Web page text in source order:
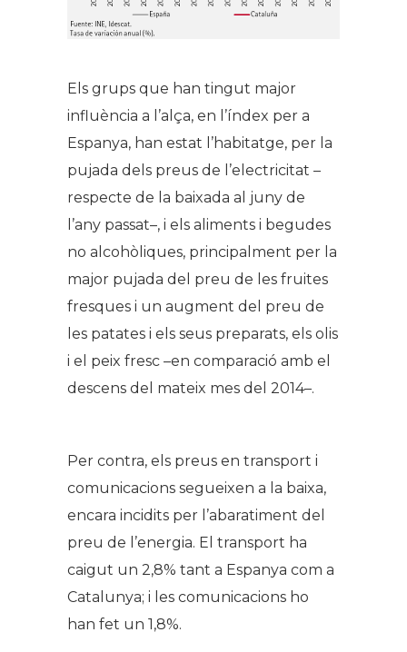
Els grups que han tingut major
influència a l’alça, en l’índex per a
Espanya, han estat l’habitatge, per la
pujada dels preus de l’electricitat –
respecte de la baixada al juny de
l’any passat–, i els aliments i begudes
no alcohòliques, principalment per la
major pujada del preu de les fruites
fresques i un augment del preu de
les patates i els seus preparats, els olis
i el peix fresc –en comparació amb el
descens del mateix mes del 2014–.
Per contra, els preus en transport i
comunicacions segueixen a la baixa,
encara incidits per l’abaratiment del
preu de l’energia. El transport ha
caigut un 2,8% tant a Espanya com a
Catalunya; i les comunicacions ho
han fet un 1,8%.